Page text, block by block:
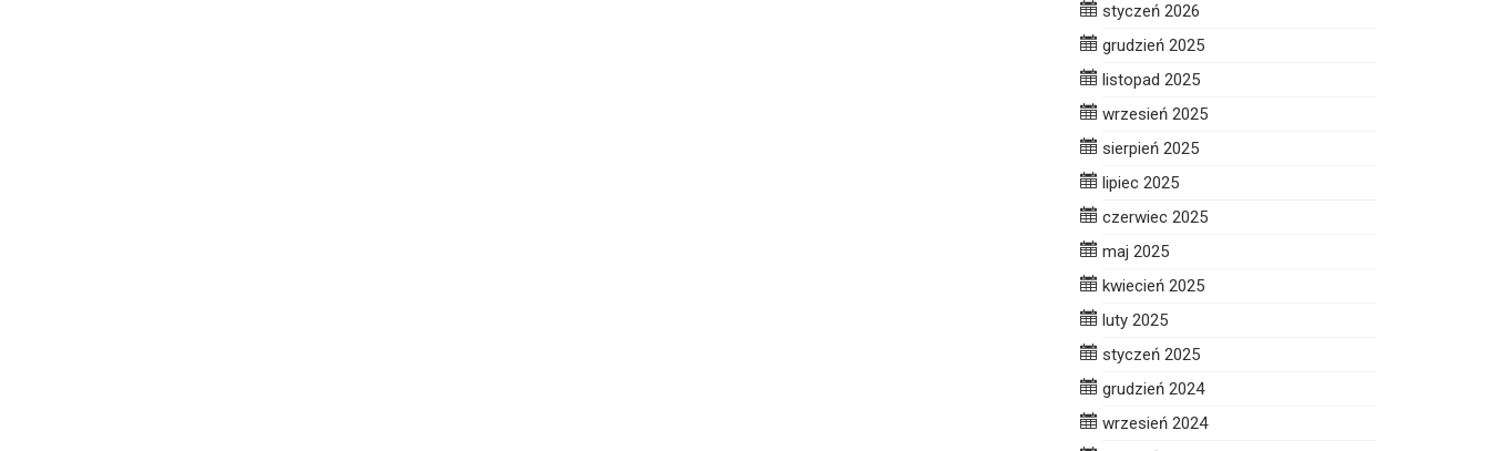
styczeń 2026
grudzień 2025
listopad 2025
wrzesień 2025
sierpień 2025
lipiec 2025
czerwiec 2025
maj 2025
kwiecień 2025
luty 2025
styczeń 2025
grudzień 2024
wrzesień 2024